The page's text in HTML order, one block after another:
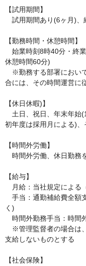
【試用期間】
試用期間あり(6ヶ月)、
【勤務時間・休憩時間】
始業時刻8時40分・終
休憩時間60分)
※勤務する部署におい
合には、その時間運営に
【休日休暇)】
土日、祝日、年末年始
初年度は採用月による)、
【時間外労働】
時間外労働、休日勤務
【給与】
月給：当社規定による
手当：通勤補給費全額
く)
時間外勤務手当：時間
※管理監督者の場合は
支給しないものとする
【社会保険】